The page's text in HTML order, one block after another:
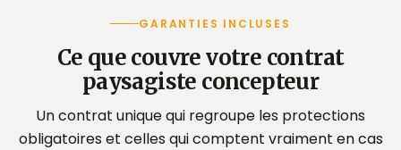
GARANTIES INCLUSES
Ce que couvre votre contrat
paysagiste concepteur
Un contrat unique qui regroupe les protections
obligatoires et celles qui comptent vraiment en cas